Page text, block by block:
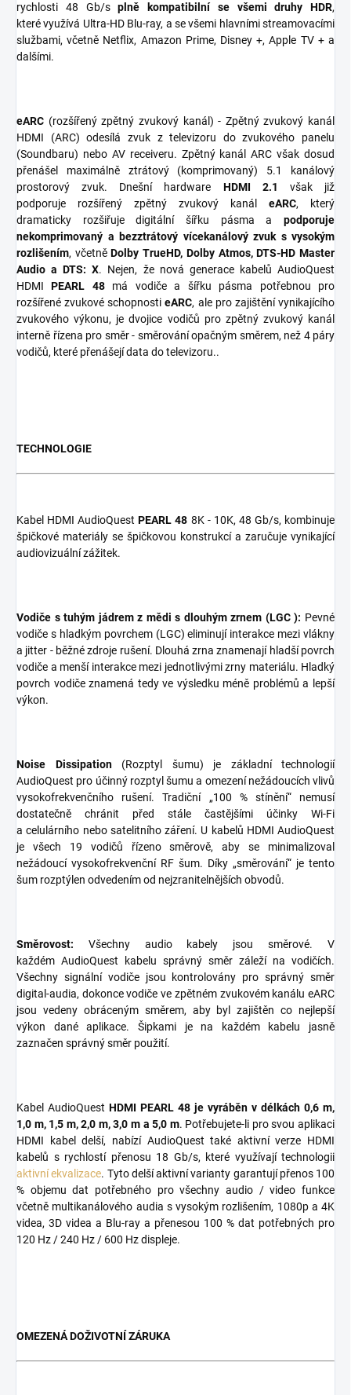
rychlosti 48 Gb/splně kompatibilní se všemi druhy HDR,
které využívá Ultra-HD Blu-ray, a se všemi hlavními streamovacími
službami, včetně Netflix, Amazon Prime, Disney +, Apple TV + a
dalšími.
eARC (rozšířený zpětný zvukový kanál) - Zpětný zvukový kanál
HDMI (ARC) odesílá zvuk z televizoru do zvukového panelu
(Soundbaru) nebo AV receiveru. Zpětný kanál ARC však dosud
přenášel maximálně ztrátový (komprimovaný) 5.1 kanálový
prostorový zvuk. Dnešní hardware HDMI 2.1
však již
podporuje rozšířený zpětný zvukový kanál eARC, který
dramaticky rozšiřuje digitální šířku pásma a podporuje
nekomprimovaný a bezztrátový vícekanálový zvuk s vysokým
rozlišením, včetněDolby TrueHD, Dolby Atmos, DTS-HD Master
Audio a DTS: X. Nejen, že nová generace kabelů AudioQuest
HDMI PEARL 48má vodiče a šířku pásma potřebnou pro
rozšířené zvukové schopnostieARC, ale pro zajištění vynikajícího
zvukového výkonu, je dvojice vodičů pro zpětný zvukový kanál
interně řízena pro směr - směrování opačným směrem, než 4 páry
vodičů, které přenášejí data do televizoru..
TECHNOLOGIE
Kabel HDMI AudioQuestPEARL 48 8K - 10K, 48 Gb/s, kombinuje
špičkové materiály se špičkovou konstrukcí a zaručuje vynikající
audiovizuální zážitek.
Vodiče s tuhým jádrem z mědi s dlouhým zrnem (LGC ): Pevné
vodiče s hladkým povrchem (LGC) eliminují interakce mezi vlákny
a jitter - běžné zdroje rušení. Dlouhá zrna znamenají hladší povrch
vodiče a menší interakce mezi jednotlivými zrny materiálu. Hladký
povrch vodiče znamená tedy ve výsledku méně problémů a lepší
výkon.
Noise Dissipation(Rozptyl šumu) je základní technologií
AudioQuest pro účinný rozptyl šumu a omezení nežádoucích vlivů
vysokofrekvenčního rušení. Tradiční „100 % stínění“ nemusí
dostatečně chránit před stále častějšími účinky Wi-Fi
a celulárního nebo satelitního záření. U kabelů HDMI AudioQuest
je všech 19 vodičů řízeno směrově, aby se minimalizoval
nežádoucí vysokofrekvenční RF šum. Díky „směrování“ je tento
šum rozptýlen odvedením od nejzranitelnějších obvodů.
Směrovost: Všechny audio kabely jsou směrové. V
každém AudioQuest kabelu správný směr záleží na vodičích.
Všechny signální vodiče jsou kontrolovány pro správný směr
digital-audia, dokonce vodiče ve zpětném zvukovém kanálu eARC
jsou vedeny obráceným směrem, aby byl zajištěn co nejlepší
výkon dané aplikace. Šipkami je na každém kabelu jasně
zaznačen správný směr použití.
Kabel AudioQuest HDMI PEARL 48 je vyráběn v délkách 0,6 m,
1,0 m, 1,5 m, 2,0 m, 3,0 m a 5,0 m. Potřebujete-li pro svou aplikaci
HDMI kabel delší, nabízí AudioQuest také aktivní verze HDMI
kabelů s rychlostí přenosu 18 Gb/s, které využívají technologii
aktivní ekvalizace. Tyto delší aktivní varianty garantují přenos 100
% objemu dat potřebného pro všechny audio / video funkce
včetně multikanálového audia s vysokým rozlišením, 1080p a 4K
videa, 3D videa a Blu-ray a přenesou 100 % dat potřebných pro
120 Hz / 240 Hz / 600 Hz displeje.
OMEZENÁ DOŽIVOTNÍ ZÁRUKA